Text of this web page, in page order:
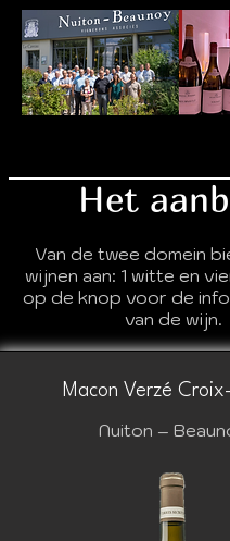
Het
Van de twee domein
wijnen aan: 1 witte en
op de knop voor de
van de wijn.
Macon Verzé
Nuiton –